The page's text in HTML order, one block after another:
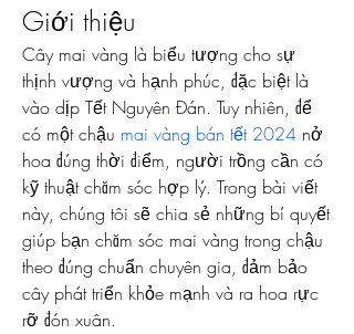
Giới thiệu
Cây mai vàng là biểu tượng cho sự
thịnh vượng và hạnh phúc, đặc biệt là
vào dịp Tết Nguyên Đán. Tuy nhiên, để
có một chậu mai vàng bán tết 2024 nở
hoa đúng thời điểm, người trồng cần có
kỹ thuật chăm sóc hợp lý. Trong bài viết
này, chúng tôi sẽ chia sẻ những bí quyết
giúp bạn chăm sóc mai vàng trong chậu
theo đúng chuẩn chuyên gia, đảm bảo
cây phát triển khỏe mạnh và ra hoa rực
rỡ đón xuân.